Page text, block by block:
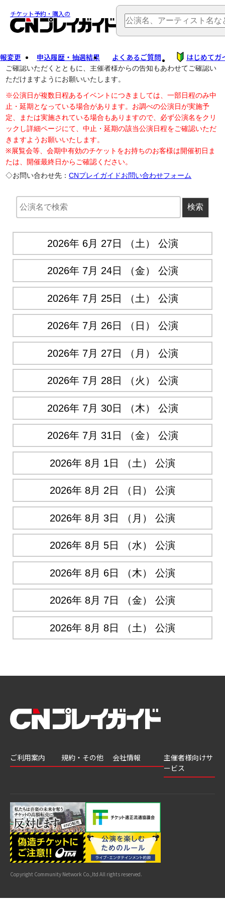
チケット予約・購入の
変更 申込履歴・抽選結果 よくあるご質問 はじめてガ
公演中止に伴う払戻し・延期等のご案内は、以下公演日リンクから
ご確認いただくとともに、主催者様からの告知もあわせてご確認い
ただけますようにお願いいたします。
※公演日が複数日程あるイベントにつきましては、一部日程のみ中
止・延期となっている場合があります。お調べの公演日が実施予
定、または実施されている場合もありますので、必ず公演名をクリ
ックし詳細ページにて、中止・延期の該当公演日程をご確認いただ
きますようお願いいたします。
※展覧会等、会期中有効のチケットをお持ちのお客様は開催初日ま
たは、開催最終日からご確認ください。
◇お問い合わせ先：CNプレイガイドお問い合わせフォーム
2026年 6月 27日 （土） 公演
2026年 7月 24日 （金） 公演
2026年 7月 25日 （土） 公演
2026年 7月 26日 （日） 公演
2026年 7月 27日 （月） 公演
2026年 7月 28日 （火） 公演
2026年 7月 30日 （木） 公演
2026年 7月 31日 （金） 公演
2026年 8月 1日 （土） 公演
2026年 8月 2日 （日） 公演
2026年 8月 3日 （月） 公演
2026年 8月 5日 （水） 公演
2026年 8月 6日 （木） 公演
2026年 8月 7日 （金） 公演
2026年 8月 8日 （土） 公演
ご利用案内
結果
よくあるご質問
はじめてガイド
公演中止・変更
サイトマップ
規約・その他
利用規約
特商法に基づく
表示
カスタマーハラ
スメントへの対
応指針
会社情報
主催者様向けサ
ービス
Copyright Community Network Co.,ltd All rights reserved.